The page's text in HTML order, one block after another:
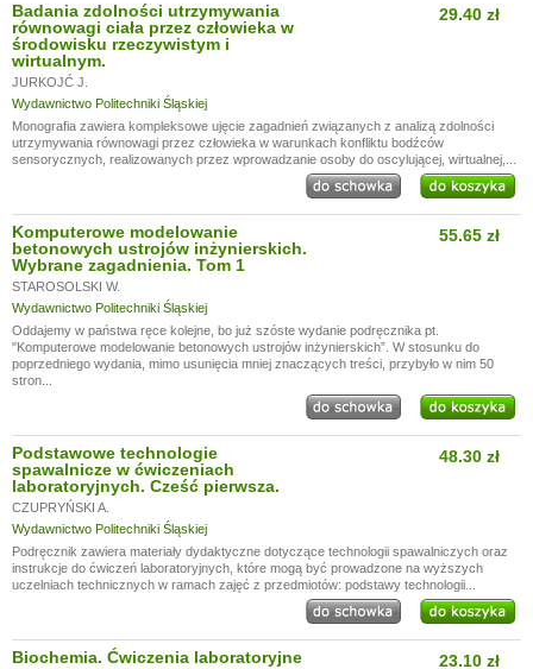
Badania zdolności utrzymywania
równowagi ciała przez człowieka w
środowisku rzeczywistym i
wirtualnym.
JURKOJĆ J.
Wydawnictwo Politechniki Śląskiej
29.40 zł
Monografia zawiera kompleksowe ujęcie zagadnień związanych z analizą zdolności
utrzymywania równowagi przez człowieka w warunkach konfliktu bodźców
sensorycznych, realizowanych przez wprowadzanie osoby do oscylującej, wirtualnej,...
Komputerowe modelowanie
betonowych ustrojów inżynierskich.
Wybrane zagadnienia. Tom 1
STAROSOLSKI W.
Wydawnictwo Politechniki Śląskiej
55.65 zł
Oddajemy w państwa ręce kolejne, bo już szóste wydanie podręcznika pt.
"Komputerowe modelowanie betonowych ustrojów inżynierskich”. W stosunku do
poprzedniego wydania, mimo usunięcia mniej znaczących treści, przybyło w nim 50
stron...
Podstawowe technologie
spawalnicze w ćwiczeniach
laboratoryjnych. Cześć pierwsza.
CZUPRYŃSKI A.
Wydawnictwo Politechniki Śląskiej
48.30 zł
Podręcznik zawiera materiały dydaktyczne dotyczące technologii spawalniczych oraz
instrukcje do ćwiczeń laboratoryjnych, które mogą być prowadzone na wyższych
uczelniach technicznych w ramach zajęć z przedmiotów: podstawy technologii...
Biochemia. Ćwiczenia laboratoryjne 23.10 zł